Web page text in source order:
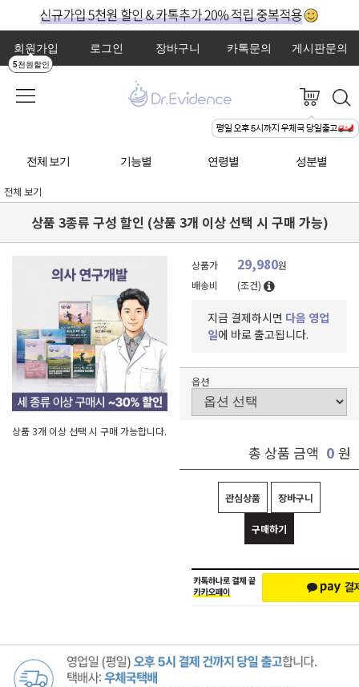
회원가입
5천원할인
로그인 장바구니 카톡문의 게시판문의
전체 보기 기능별 연령별 성분별
전체 보기
상품 3종류 구성 할인 (상품 3개 이상 선택 시 구매 가능)
상품 3개 이상 선택 시 구매 가능합니다.
상품가 29,980원
배송비
(조건)
지금 결제하시면 다음 영업
일에 바로 출고됩니다.
옵션
총 상품 금액 0 원
관심상품 장바구니
구매하기